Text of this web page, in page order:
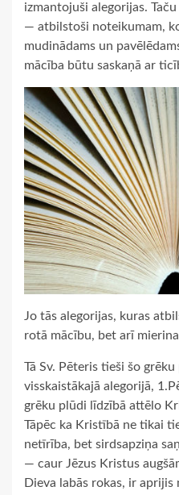
izmantojuši alegorijas.
— atbilstoši noteikumam,
mudinādams un
mācība būtu saskaņā ar
Jo tās alegorijas, kuras
rotā mācību, bet arī
Tā Sv. Pēteris tieši šo
visskaistākajā alegorijā,
grēku plūdi līdzībā attēlo
Tāpēc ka Kristībā ne tikai
netīrība, bet sirdsapziņa
— caur Jēzus Kristus
Dieva labās rokas, ir